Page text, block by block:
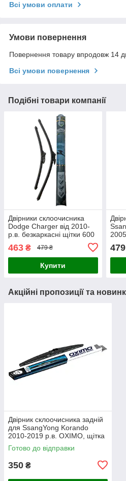
Всі умови оплати
Умови повернення
Повернення товару впродовж 14
Всі умови повернення
Подібні товари компанії
Двірники склоочисника
Dodge Charger від 2010-
р.в. безкаркасні щітки 600
/ 525 мм. Armer (комплект
2 шт.)
463 ₴ 479 ₴
Купити
479
Акційні пропозиції та
Двірник склоочисника задній
для SsangYong Korando
2010-2019 р.в. OXIMO, щітка
350 мм
Готово до відправки
350 ₴